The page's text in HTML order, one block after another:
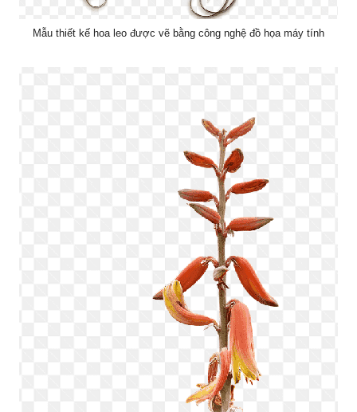
Mẫu thiết kế hoa leo được vẽ bằng công nghệ đồ họa máy tính